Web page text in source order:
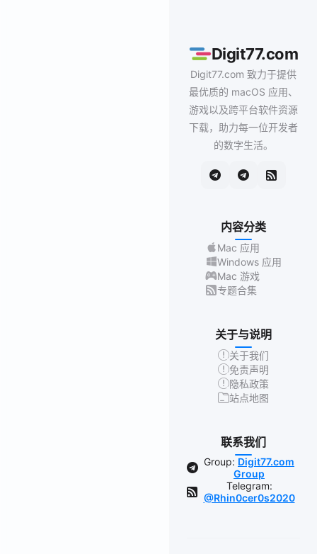
Digit77.com
Digit77.com 致力于提供
最优质的 macOS 应用、
游戏以及跨平台软件资源
下载，助力每一位开发者
的数字生活。
内容分类
Mac 应用
Windows 应用
Mac 游戏
专题合集
关于与说明
关于我们
免责声明
隐私政策
站点地图
联系我们
Group: Digit77.com
Group
Telegram:
@Rhin0cer0s2020